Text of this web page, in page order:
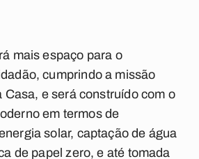
mais espaço para o
cumprindo a missão
Casa, e será construído com o
em termos de
solar, captação de água
de papel zero, e até tomada